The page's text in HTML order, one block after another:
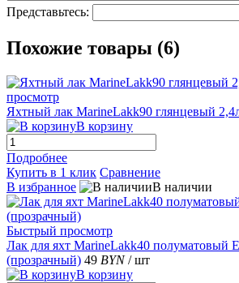
Представьтесь:
Похожие товары (6)
просмотр
Яхтный лак MarineLakk90 глянцевый
В корзину
Подробнее
Купить в 1 клик Сравнение
В избранное
В наличии
Быстрый просмотр
Лак для яхт MarineLakk40 полуматовый
(прозрачный) 49 BYN / шт
В корзину